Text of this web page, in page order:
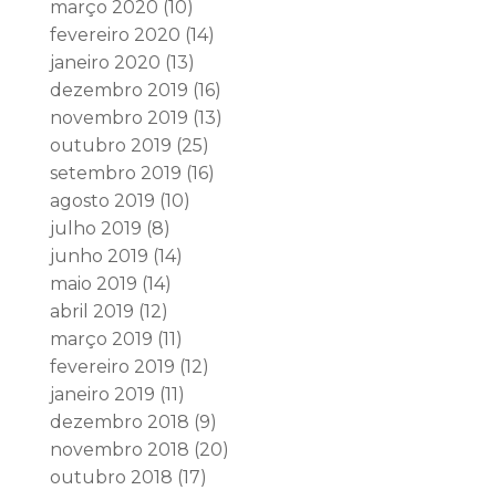
março 2020 (10)
fevereiro 2020 (14)
janeiro 2020 (13)
dezembro 2019 (16)
novembro 2019 (13)
outubro 2019 (25)
setembro 2019 (16)
agosto 2019 (10)
julho 2019 (8)
junho 2019 (14)
maio 2019 (14)
abril 2019 (12)
março 2019 (11)
fevereiro 2019 (12)
janeiro 2019 (11)
dezembro 2018 (9)
novembro 2018 (20)
outubro 2018 (17)